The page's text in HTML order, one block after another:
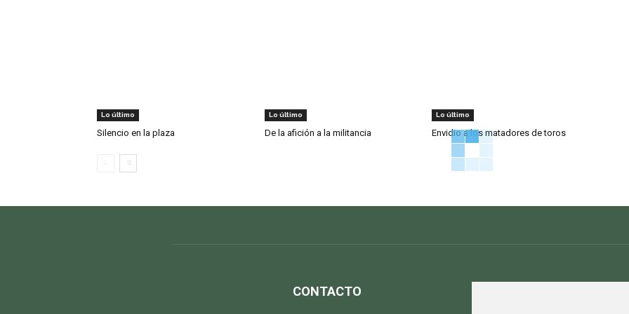
Lo último
Silencio en la plaza
Lo último
De la afición a la militancia
Lo último
Envidio a los matadores de toros
CONTACTO